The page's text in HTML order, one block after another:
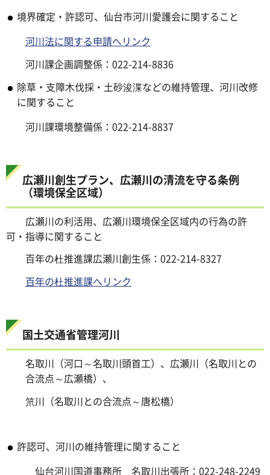
境界確定・許認可、仙台市河川愛護会に関すること
河川法に関する申請へリンク
河川課企画調整係：022-214-8836
除草・支障木伐採・土砂浚渫などの維持管理、河川改修
に関すること
河川課環境整備係：022-214-8837
広瀬川創生プラン、広瀬川の清流を守る条例
（環境保全区域）
広瀬川の利活用、広瀬川環境保全区域内の行為の許
可・指導に関すること
百年の杜推進課広瀬川創生係：022-214-8327
百年の杜推進課へリンク
国土交通省管理河川
名取川（河口～名取川頭首工）、広瀬川（名取川との
合流点～広瀬橋）、
笊川（名取川との合流点～唐松橋）
許認可、河川の維持管理に関すること
仙台河川国道事務所 名取川出張所：022-248-2249